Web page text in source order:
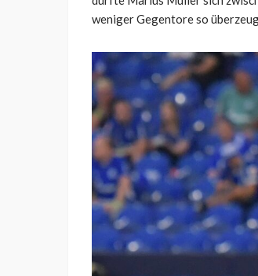
weniger Gegentore so